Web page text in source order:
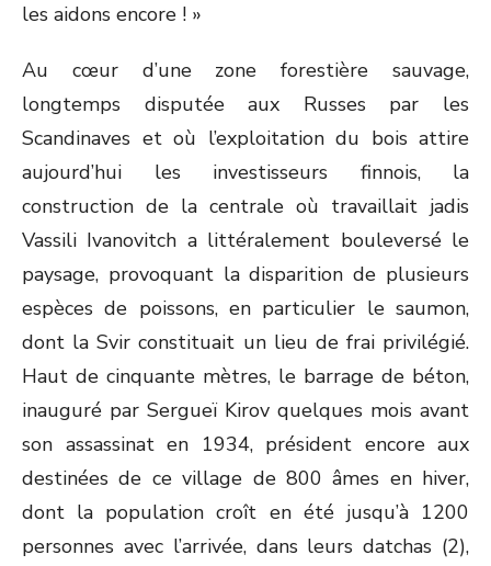
les aidons encore ! »
Au cœur d’une zone forestière sauvage,
longtemps disputée aux Russes par les
Scandinaves et où l’exploitation du bois attire
aujourd’hui les investisseurs finnois, la
construction de la centrale où travaillait jadis
Vassili Ivanovitch a littéralement bouleversé le
paysage, provoquant la disparition de plusieurs
espèces de poissons, en particulier le saumon,
dont la Svir constituait un lieu de frai privilégié.
Haut de cinquante mètres, le barrage de béton,
inauguré par Sergueï Kirov quelques mois avant
son assassinat en 1934, président encore aux
destinées de ce village de 800 âmes en hiver,
dont la population croît en été jusqu’à 1200
personnes avec l’arrivée, dans leurs datchas (2),